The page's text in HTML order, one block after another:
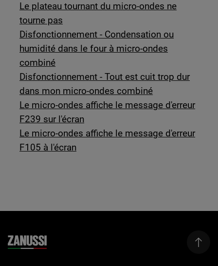
Le plateau tournant du micro-ondes ne
tourne pas
Disfonctionnement - Condensation ou
humidité dans le four à micro-ondes
combiné
Disfonctionnement - Tout est cuit trop dur
dans mon micro-ondes combiné
Le micro-ondes affiche le message d'erreur
F239 sur l'écran
Le micro-ondes affiche le message d'erreur
F105 à l'écran